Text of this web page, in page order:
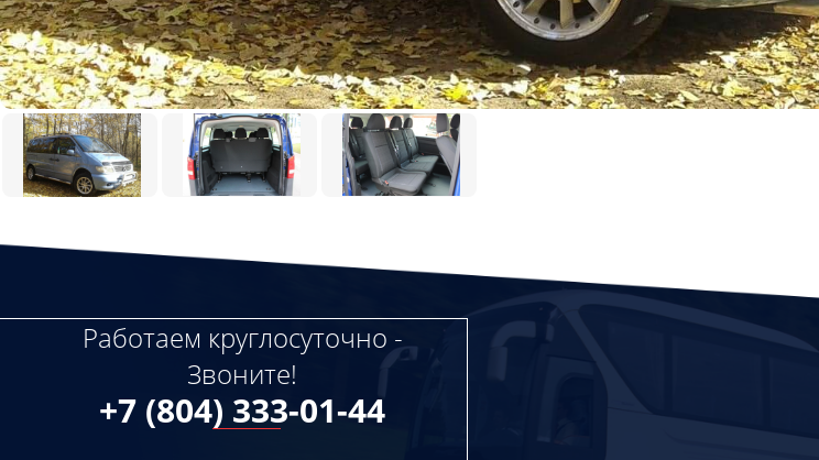
Работаем круглосуточно -
Звоните!
+7 (804) 333-01-44